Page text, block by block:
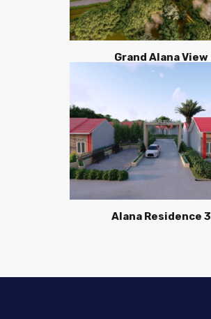
Grand Alana View
Alana Residence 3